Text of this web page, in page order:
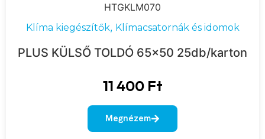
HTGKLM070
Klíma kiegészítők, Klímacsatornák és idomok
PLUS KÜLSŐ TOLDÓ 65×50 25db/karton
11 400 Ft
Megnézem